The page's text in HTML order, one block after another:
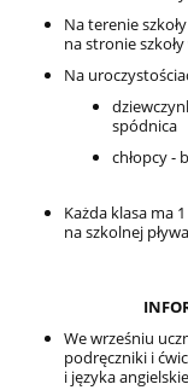
Na terenie
na stronie szkoły
Na
spódnica
chłopcy -
Każda klasa ma
na szkolnej
We wrześniu
podręczniki i
i języka